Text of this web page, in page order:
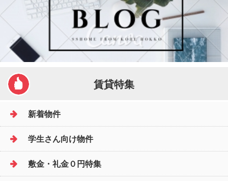
賃貸特集
新着物件
学生さん向け物件
敷金・礼金０円特集